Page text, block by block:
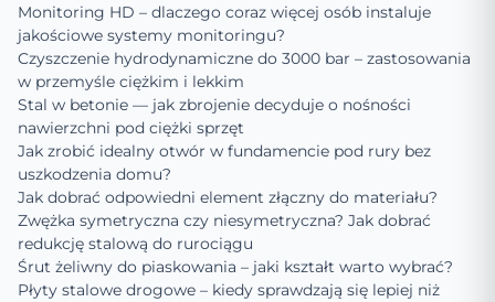
Monitoring HD – dlaczego coraz więcej osób instaluje
jakościowe systemy monitoringu?
Czyszczenie hydrodynamiczne do 3000 bar – zastosowania
w przemyśle ciężkim i lekkim
Stal w betonie — jak zbrojenie decyduje o nośności
nawierzchni pod ciężki sprzęt
Jak zrobić idealny otwór w fundamencie pod rury bez
uszkodzenia domu?
Jak dobrać odpowiedni element złączny do materiału?
Zwężka symetryczna czy niesymetryczna? Jak dobrać
redukcję stalową do rurociągu
Śrut żeliwny do piaskowania – jaki kształt warto wybrać?
Płyty stalowe drogowe – kiedy sprawdzają się lepiej niż